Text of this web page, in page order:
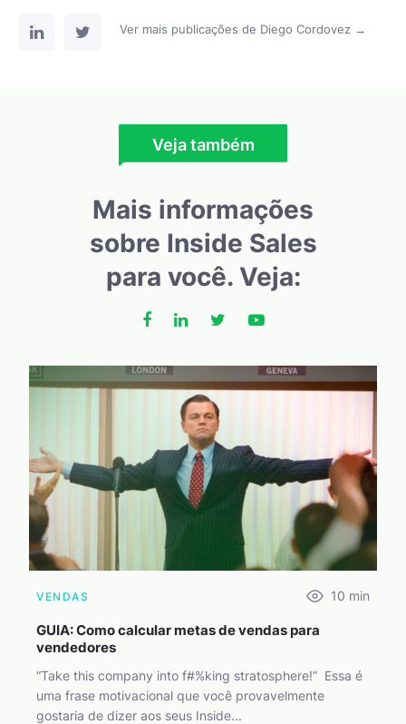
Ver mais publicações de Diego Cordovez →
Veja também
Mais informações
sobre Inside Sales
para você. Veja:
VENDAS 10 min
GUIA: Como calcular metas de vendas para
vendedores
“Take this company into f#%king stratosphere!” Essa é
uma frase motivacional que você provavelmente
gostaria de dizer aos seus Inside...